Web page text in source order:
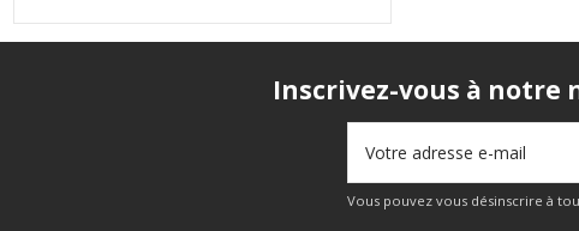
Inscrivez-vous à notre
Vous pouvez vous désinscrire à